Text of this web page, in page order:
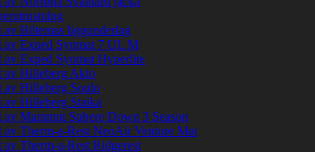
av Biltemas liggunderlag
av Exped Synmat 7 UL M
av Exped Synmat Hyperlite
av Hilleberg Akto
av Hilleberg Soulo
av Hilleberg Staika
av Mammut Sphere Down 3 Season
av Therm-a-Rest NeoAir Venture Mat
av Therm-a-Rest Ridgerest